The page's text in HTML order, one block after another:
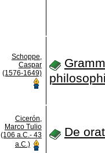
Schoppe,
Caspar
(1576-1649)
Cicerón,
Marco Tulio
(106 a.C.- 43
a.C.)
De